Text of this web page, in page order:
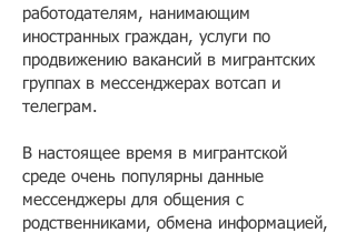
работодателям, нанимающим
иностранных граждан, услуги по
продвижению вакансий в мигрантских
группах в мессенджерах вотсап и
телеграм.
В настоящее время в мигрантской
среде очень популярны данные
мессенджеры для общения с
родственниками, обмена информацией,